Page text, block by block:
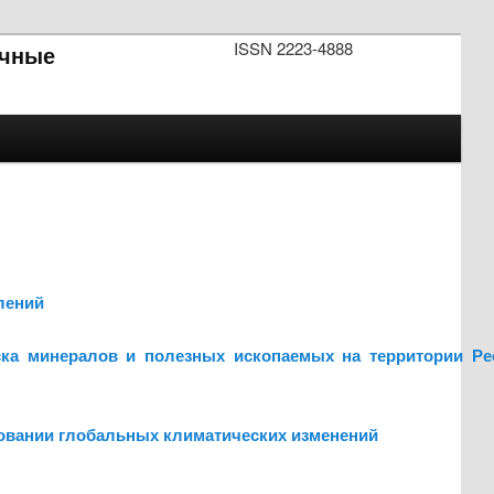
ISSN 2223-4888
минералов и полезных ископаемых на территории
глобальных климатических изменений